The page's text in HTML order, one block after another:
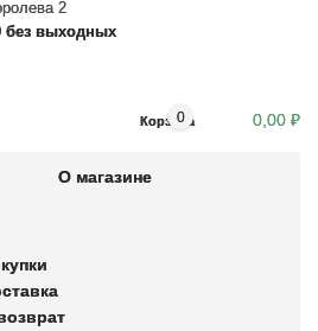
2
без выходных
Корзина
0 0,00 ₽
О магазине